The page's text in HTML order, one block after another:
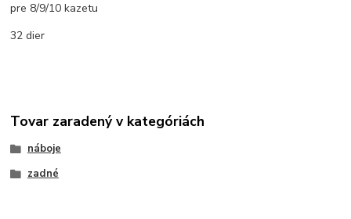
pre 8/9/10 kazetu
32 dier
Tovar zaradený v kategóriách
náboje
zadné